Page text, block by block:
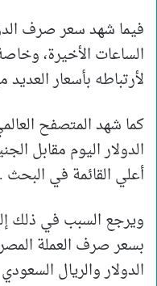
فيما شهد سعر صرف
الساعات الأخيرة،
لأرتباطه بأسعار
كما شهد المتصفح
الدولار اليوم مقابل
أعلي القائمة في البحث .
ويرجع السبب في ذلك
بسعر صرف العملة
الدولار والريال